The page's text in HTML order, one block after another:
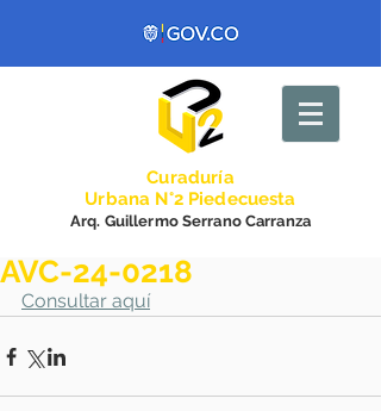
Curaduría
Urbana N°2 Piedecuesta
Arq. Guillermo Serrano Carranza
AVC-24-0218
Consultar aquí